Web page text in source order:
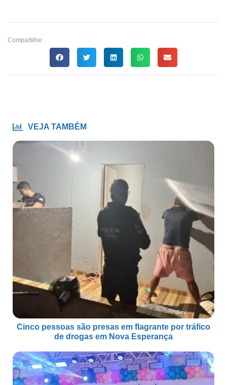
Compartilhe:
VEJA TAMBÉM
Cinco pessoas são presas em flagrante por tráfico
de drogas em Nova Esperança